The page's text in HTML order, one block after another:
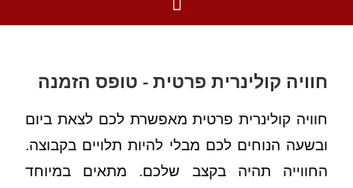
חוויה קולינרית פרטית - טופס הזמנה
חוויה קולינרית פרטית מאפשרת לכם לצאת ביום
ובשעה הנוחים לכם מבלי להיות תלויים בקבוצה.
החווייה תהיה בקצב שלכם. מתאים במיוחד